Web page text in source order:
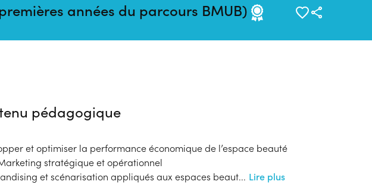
années du parcours BMUB)
pédagogique
et optimiser la performance économique de l’espace beauté
stratégique et opérationnel
et scénarisation appliqués aux espaces beaut... Lire plus